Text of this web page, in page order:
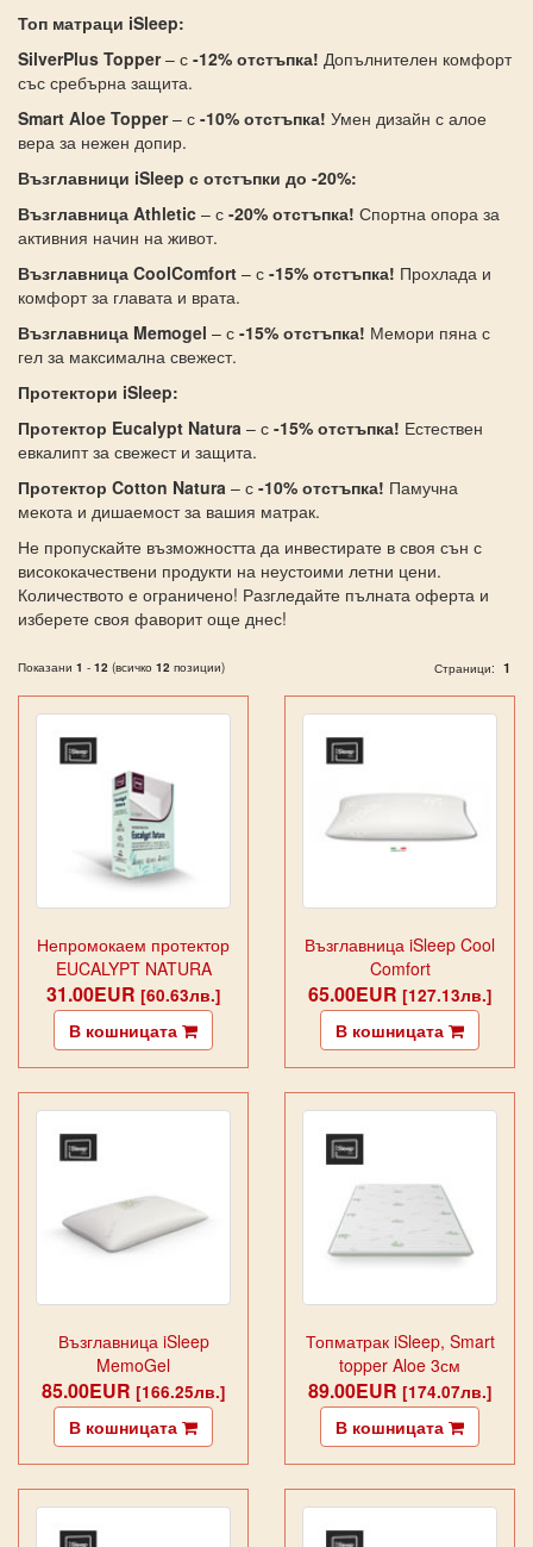
Топ матраци iSleep:
SilverPlus Topper– с -12% отстъпка! Допълнителен комфорт
със сребърна защита.
Smart Aloe Topper– с -10% отстъпка! Умен дизайн с алое
вера за нежен допир.
Възглавници iSleep с отстъпки до -20%:
Възглавница Athletic – с -20% отстъпка! Спортна опора за
активния начин на живот.
Възглавница CoolComfort – с -15% отстъпка! Прохлада и
комфорт за главата и врата.
Възглавница Memogel – с -15% отстъпка! Мемори пяна с
гел за максимална свежест.
Протектори iSleep:
Протектор Eucalypt Natura – с -15% отстъпка! Естествен
евкалипт за свежест и защита.
Протектор Cotton Natura – с -10% отстъпка! Памучна
мекота и дишаемост за вашия матрак.
Не пропускайте възможността да инвестирате в своя сън с
висококачествени продукти на неустоими летни цени.
Количеството е ограничено! Разгледайте пълната оферта и
изберете своя фаворит още днес!
Показани 1 - 12 (всичко 12 позиции) Страници: 1
Непромокаем протектор
EUCALYPT NATURA
31.00EUR [60.63лв.]
В кошницата
Възглавница iSleep Cool
Comfort
65.00EUR [127.13лв.]
В кошницата
Възглавница iSleep
MemoGel
85.00EUR [166.25лв.]
В кошницата
Топматрак iSleep, Smart
topper Aloe 3см
89.00EUR [174.07лв.]
В кошницата